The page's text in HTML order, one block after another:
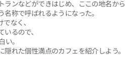
ランなどができはじめ、ここの地名から
名称で呼ばれるようになった。
なく、
るので、
。
れた個性満点のカフェを紹介しよう。